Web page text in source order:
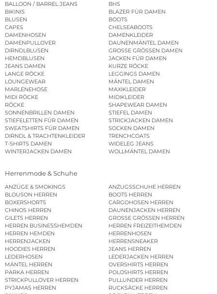
BALLOON / BARREL JEANS
BHS
BIKINIS
BLAZER FÜR DAMEN
BLUSEN
BOOTS
CAPES
CHELSEABOOTS
DAMENHOSEN
DAMENKLEIDER
DAMENPULLOVER
DAUNENMÄNTEL DAMEN
DIRNDLBLUSEN
GROSSE GRÖSSEN DAMEN
HEMDBLUSEN
JACKEN FÜR DAMEN
JEANS DAMEN
KURZE RÖCKE
LANGE RÖCKE
LEGGINGS DAMEN
LOUNGEWEAR
MÄNTEL DAMEN
MARLENEHOSE
MAXIKLEIDER
MIDI RÖCKE
MIDIKLEIDER
RÖCKE
SHAPEWEAR DAMEN
SONNENBRILLEN DAMEN
STIEFEL DAMEN
STIEFELETTEN FÜR DAMEN
STRICKJACKEN DAMEN
SWEATSHIRTS FÜR DAMEN
SOCKEN DAMEN
DIRNDL & TRACHTENKLEIDER
TRENCHCOATS
T-SHIRTS DAMEN
WIDELEG JEANS
WINTERJACKEN DAMEN
WOLLMÄNTEL DAMEN
Herrenmode & Schuhe
ANZÜGE & SMOKINGS
ANZUGSSCHUHE HERREN
BLOUSON HERREN
BOOTS HERREN
BOXERSHORTS
CARGOHOSEN HERREN
CHINOS HERREN
DAUNENJACKEN HERREN
GILETS HERREN
GROSSE GRÖSSEN HERREN
HERREN BUSINESSHEMDEN
HERREN FREIZEITHEMDEN
HERREN HEMDEN
HERRENHOSEN
HERRENJACKEN
HERRENSNEAKER
HOODIES HERREN
JEANS HERREN
LEDERHOSEN
LEDERJACKEN HERREN
MÄNTEL HERREN
OVERSHIRTS HERREN
PARKA HERREN
POLOSHIRTS HERREN
STRICKPULLOVER HERREN
PULLUNDER HERREN
PYJAMAS HERREN
RUCKSÄCKE HERREN